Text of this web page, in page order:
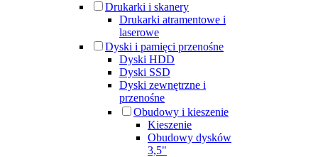
Drukarki i skanery
Drukarki atramentowe i
laserowe
Dyski i pamięci przenośne
Dyski HDD
Dyski SSD
Dyski zewnętrzne i
przenośne
Obudowy i kieszenie
Kieszenie
Obudowy dysków
3,5"